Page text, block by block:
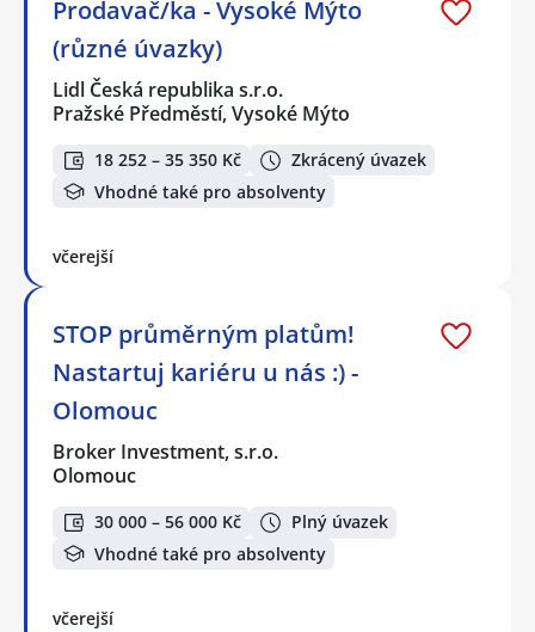
Prodavač/ka - Vysoké Mýto
(různé úvazky)
Lidl Česká republika s.r.o.
Pražské Předměstí, Vysoké Mýto
18 252 – 35 350 Kč
Zkrácený úvazek
Vhodné také pro absolventy
včerejší
STOP průměrným platům!
Nastartuj kariéru u nás :) -
Olomouc
Broker Investment, s.r.o.
Olomouc
30 000 – 56 000 Kč
Plný úvazek
Vhodné také pro absolventy
včerejší